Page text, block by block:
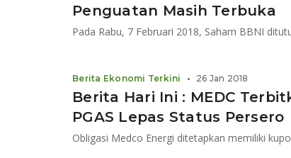
Penguatan Masih Terbuka
Berita Hari Ini : MEDC
PGAS Lepas Status Persero
Obligasi Medco Energi ditetapkan memiliki
Berita Ekonomi Terkini • 26 Jan 2018